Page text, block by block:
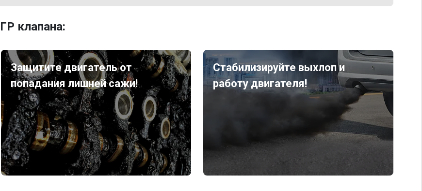
клапана:
Защитите двигатель от
попадания лишней сажи!
Стабилизируйте выхлоп и
работу двигателя!